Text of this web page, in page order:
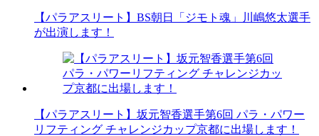
【パラアスリート】BS朝日「ジモト魂」川嶋悠太選手
が出演します！
【パラアスリート】坂元智香選手第6回 パラ・パワー
リフティング チャレンジカップ京都に出場します！